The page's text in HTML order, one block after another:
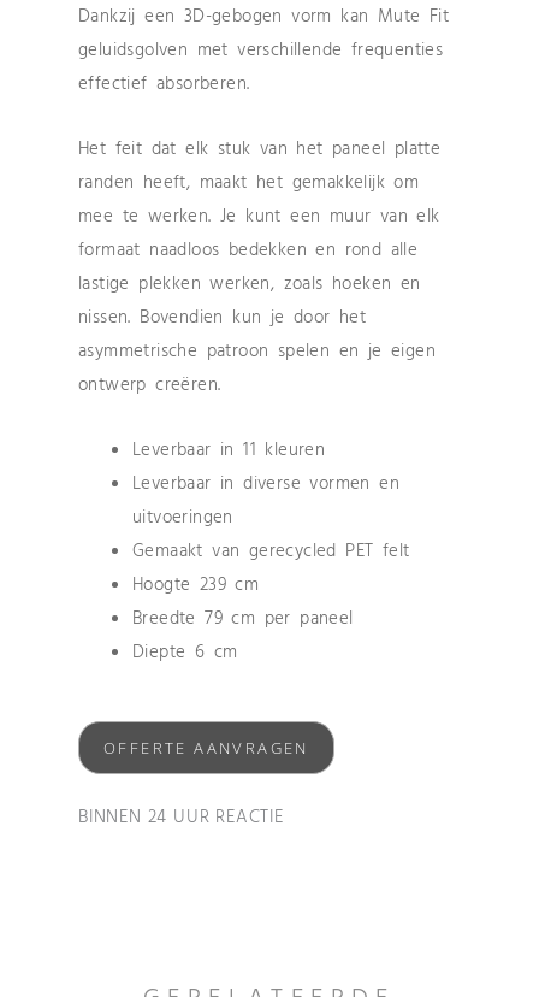
Dankzij een 3D-gebogen vorm kan Mute Fit
geluidsgolven met verschillende frequenties
effectief absorberen.
Het feit dat elk stuk van het paneel platte
randen heeft, maakt het gemakkelijk om
mee te werken. Je kunt een muur van elk
formaat naadloos bedekken en rond alle
lastige plekken werken, zoals hoeken en
nissen. Bovendien kun je door het
asymmetrische patroon spelen en je eigen
ontwerp creëren.
Leverbaar in 11 kleuren
Leverbaar in diverse vormen en
uitvoeringen
Gemaakt van gerecycled PET felt
Hoogte 239 cm
Breedte 79 cm per paneel
Diepte 6 cm
OFFERTE AANVRAGEN
BINNEN 24 UUR REACTIE